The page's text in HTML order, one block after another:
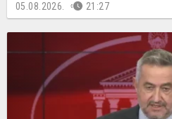
05.08.2026. 21:27